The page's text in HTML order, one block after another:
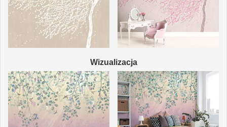
Wizualizacja